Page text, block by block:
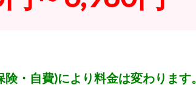
険・自費)により料金は変わります